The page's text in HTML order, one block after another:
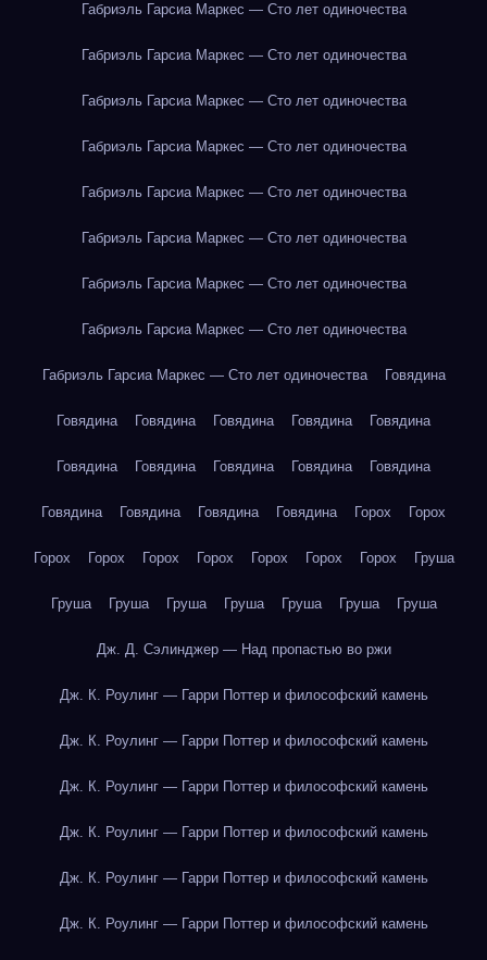
Габриэль Гарсиа Маркес — Сто лет одиночества
Габриэль Гарсиа Маркес — Сто лет одиночества
Габриэль Гарсиа Маркес — Сто лет одиночества
Габриэль Гарсиа Маркес — Сто лет одиночества
Габриэль Гарсиа Маркес — Сто лет одиночества
Габриэль Гарсиа Маркес — Сто лет одиночества
Габриэль Гарсиа Маркес — Сто лет одиночества
Габриэль Гарсиа Маркес — Сто лет одиночества
Габриэль Гарсиа Маркес — Сто лет одиночества Говядина
Говядина Говядина Говядина Говядина Говядина
Говядина Говядина Говядина Говядина Говядина
Говядина Говядина Говядина Говядина Горох Горох
Горох Горох Горох Горох Горох Горох Горох Груша
Груша Груша Груша Груша Груша Груша Груша
Дж. Д. Сэлинджер — Над пропастью во ржи
Дж. К. Роулинг — Гарри Поттер и философский камень
Дж. К. Роулинг — Гарри Поттер и философский камень
Дж. К. Роулинг — Гарри Поттер и философский камень
Дж. К. Роулинг — Гарри Поттер и философский камень
Дж. К. Роулинг — Гарри Поттер и философский камень
Дж. К. Роулинг — Гарри Поттер и философский камень